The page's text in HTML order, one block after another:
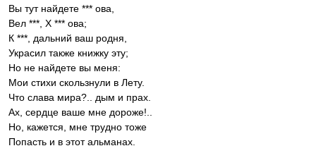
Вы тут найдете *** ова,
Вел ***, X *** ова;
К ***, дальний ваш родня,
Украсил также книжку эту;
Но не найдете вы меня:
Мои стихи скользнули в Лету.
Что слава мира?.. дым и прах.
Ах, сердце ваше мне дороже!..
Но, кажется, мне трудно тоже
Попасть и в этот альманах.